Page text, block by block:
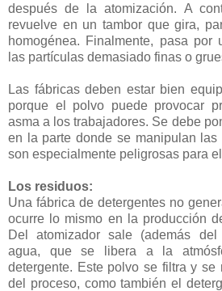
después de la atomización. A
revuelve en un tambor que gira,
homogénea. Finalmente, pasa por
las partículas demasiado finas o
Las fábricas deben estar bien
porque el polvo puede provocar
asma a los trabajadores. Se debe
en la parte donde se manipulan las
son especialmente peligrosas para
Los residuos:
Una fábrica de detergentes no
ocurre lo mismo en la producción
Del atomizador sale (además
agua, que se libera a la
detergente. Este polvo se filtra y se
del proceso, como también el